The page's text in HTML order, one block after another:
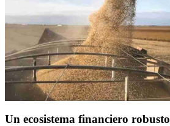
Un ecosistema financiero robusto